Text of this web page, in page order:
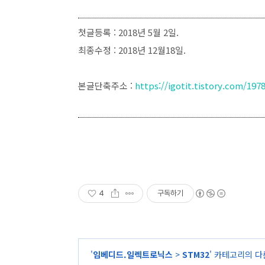
첫글등록 : 2018년 5월 2일.
최종수정 : 2018년 12월18일.
본글단축주소 : https://igotit.tistory.com/1978
4 구독하기
'임베디드.일렉트로닉스 > STM32' 카테고리의 다